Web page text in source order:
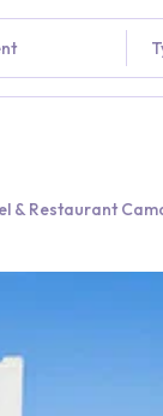
& Restaurant